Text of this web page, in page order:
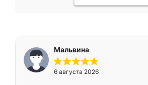
Мальвина
6 августа 2026